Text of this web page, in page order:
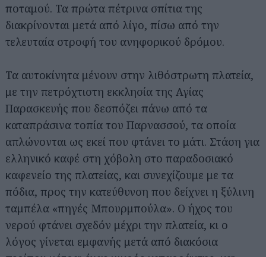
ποταμού. Τα πρώτα πέτρινα σπίτια της
διακρίνονται μετά από λίγο, πίσω από την
τελευταία στροφή του ανηφορικού δρόμου.
Τα αυτοκίνητα μένουν στην λιθόστρωτη πλατεία,
με την πετρόχτιστη εκκλησία της Αγίας
Παρασκευής που δεσπόζει πάνω από τα
καταπράσινα τοπία του Παρνασσού, τα οποία
απλώνονται ως εκεί που φτάνει το μάτι. Στάση για
ελληνικό καφέ στη χόβολη στο παραδοσιακό
καφενείο της πλατείας, και συνεχίζουμε με τα
πόδια, προς την κατεύθυνση που δείχνει η ξύλινη
ταμπέλα «πηγές Μπουρμπούλα». Ο ήχος του
νερού φτάνει σχεδόν μέχρι την πλατεία, κι ο
λόγος γίνεται εμφανής μετά από διακόσια